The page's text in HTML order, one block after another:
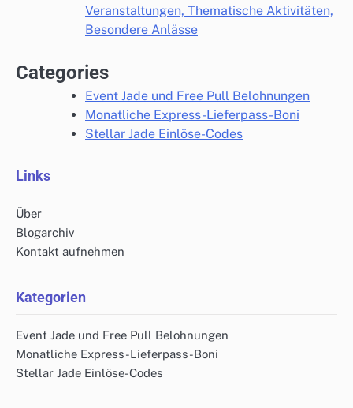
Veranstaltungen, Thematische Aktivitäten,
Besondere Anlässe
Categories
Event Jade und Free Pull Belohnungen
Monatliche Express-Lieferpass-Boni
Stellar Jade Einlöse-Codes
Links
Über
Blogarchiv
Kontakt aufnehmen
Kategorien
Event Jade und Free Pull Belohnungen
Monatliche Express-Lieferpass-Boni
Stellar Jade Einlöse-Codes